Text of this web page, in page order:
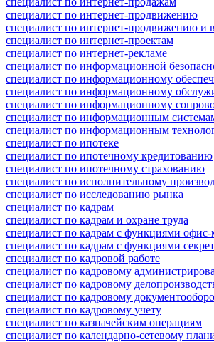
специалист по интернет-продвижению
специалист по интернет-продвижению и
специалист по интернет-проектам
специалист по интернет-рекламе
специалист по информационной
специалист по информационному
специалист по информационному
специалист по информационному
специалист по информационным
специалист по информационным
специалист по ипотеке
специалист по ипотечному кредитованию
специалист по ипотечному страхованию
специалист по исполнительному
специалист по исследованию рынка
специалист по кадрам
специалист по кадрам и охране труда
специалист по кадрам с функциями офис-
специалист по кадрам с функциями
специалист по кадровой работе
специалист по кадровому
специалист по кадровому
специалист по кадровому
специалист по кадровому учету
специалист по казначейским операциям
специалист по календарно-сетевому